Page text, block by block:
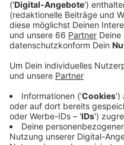
liefern.
Veröffentlicht:
Anzeige
Die 12 Haushalte haben
Klima-Coachings
individuellen